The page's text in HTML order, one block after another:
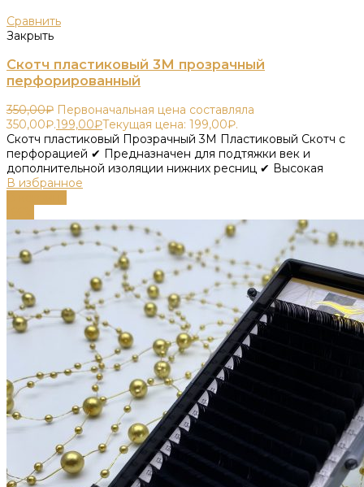
Сравнить
Закрыть
Скотч пластиковый 3М прозрачный
перфорированный
350,00₽ Первоначальная цена составляла
350,00₽.199,00₽Текущая цена: 199,00₽.
Скотч пластиковый Прозрачный 3М Пластиковый Скотч с
перфорацией ✔ Предназначен для подтяжки век и
дополнительной изоляции нижних ресниц ✔ Высокая
В избранное